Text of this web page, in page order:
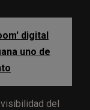
digital
uno de
del